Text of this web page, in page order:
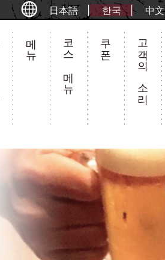
日本語 한국 中文
메뉴 코스 메뉴 쿠폰 고객의 소리